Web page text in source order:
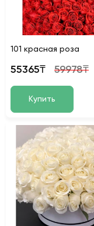
101 красная роза
55365₸ 59978₸
Купить